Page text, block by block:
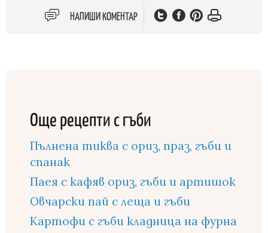
НАПИШИ КОМЕНТАР
Още рецепти с гъби
Пълнена тиква с ориз, праз, гъби и
спанак
Паея с кафяв ориз, гъби и артишок
Овчарски пай с леща и гъби
Картофи с гъби кладница на фурна